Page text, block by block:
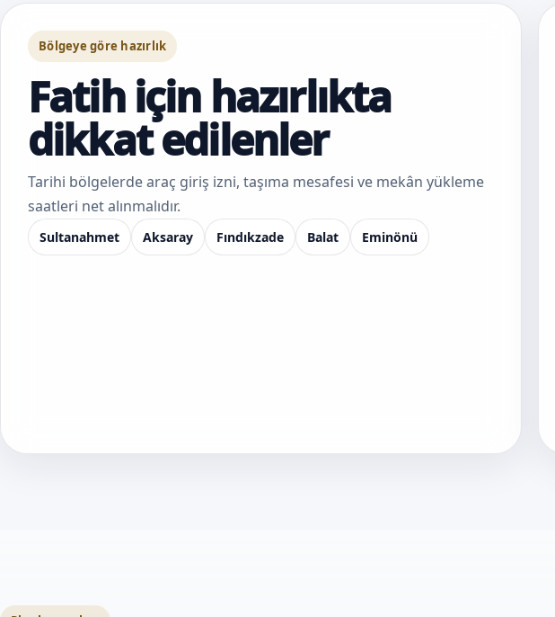
Bölgeye göre hazırlık
Fatih için hazırlıkta
dikkat edilenler
Tarihi bölgelerde araç giriş izni, taşıma mesafesi ve mekân yükleme
saatleri net alınmalıdır.
Sultanahmet Aksaray Fındıkzade Balat Eminönü